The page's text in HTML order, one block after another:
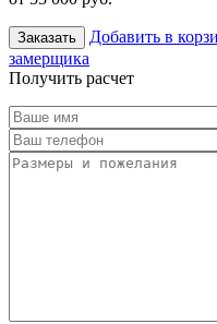
Заказать Добавить в
замерщика
Получить расчет